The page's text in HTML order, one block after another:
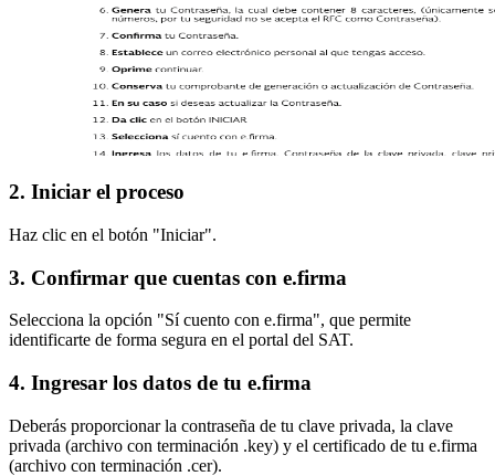
2. Iniciar el proceso
Haz clic en el botón "Iniciar".
3. Confirmar que cuentas con e.firma
Selecciona la opción "Sí cuento con e.firma", que permite
identificarte de forma segura en el portal del SAT.
4. Ingresar los datos de tu e.firma
Deberás proporcionar la contraseña de tu clave privada, la clave
privada (archivo con terminación .key) y el certificado de tu e.firma
(archivo con terminación .cer).